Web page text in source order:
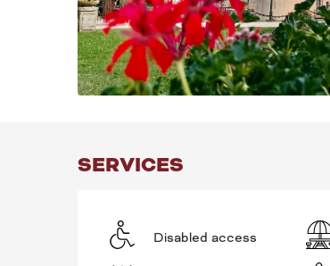
SERVICES
Disabled access